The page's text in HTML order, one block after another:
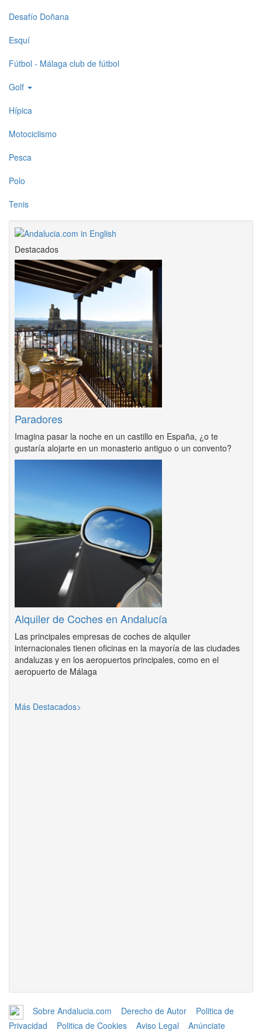
Desafío Doñana
Esquí
Fútbol - Málaga club de fútbol
Golf
Hípica
Motociclismo
Pesca
Polo
Tenis
Destacados
Paradores
Imagina pasar la noche en un castillo en España, ¿o te
gustaría alojarte en un monasterio antiguo o un convento?
Alquiler de Coches en Andalucía
Las principales empresas de coches de alquiler
internacionales tienen oficinas en la mayoría de las ciudades
andaluzas y en los aeropuertos principales, como en el
aeropuerto de Málaga
Más Destacados>
Sobre Andalucia.com Derecho de Autor
Politica de
Privacidad
Politica de Cookies Aviso Legal
Anúnciate